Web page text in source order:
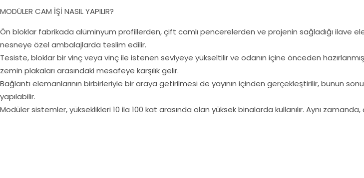
MODÜLER CAM İŞİ NASIL YAPILIR?
Ön bloklar fabrikada alüminyum profillerden, çift camlı pencerelerden ve projenin sağladığı ilave
nesneye özel ambalajlarda teslim edilir.
Tesiste, bloklar bir vinç veya vinç ile istenen seviyeye yükseltilir ve odanın içine önceden
zemin plakaları arasındaki mesafeye karşılık gelir.
Bağlantı elemanlarının birbirleriyle bir araya getirilmesi de yayının içinden gerçekleştirilir, bunun
yapılabilir.
Modüler sistemler, yükseklikleri 10 ila 100 kat arasında olan yüksek binalarda kullanılır. Aynı